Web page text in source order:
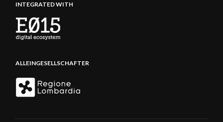
INTEGRATED WITH
ALLEINGESELLSCHAFTER